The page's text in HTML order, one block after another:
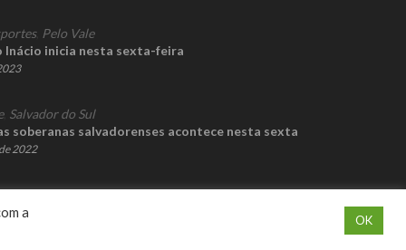
, Pelo Vale
Inácio inicia nesta sexta-feira
, Salvador do Sul
soberanas salvadorenses acontece nesta sexta
2022
a
OK